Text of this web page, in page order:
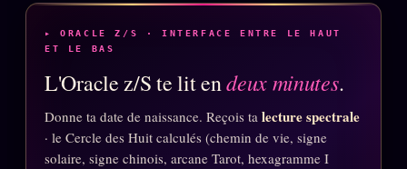
▸ ORACLE Z/S · INTERFACE ENTRE LE HAUT
ET LE BAS
L'Oracle z/S te lit endeux minutes.
Donne ta date de naissance. Reçois ta lecture spectrale
· le Cercle des Huit calculés (chemin de vie, signe
solaire, signe chinois, arcane Tarot, hexagramme I